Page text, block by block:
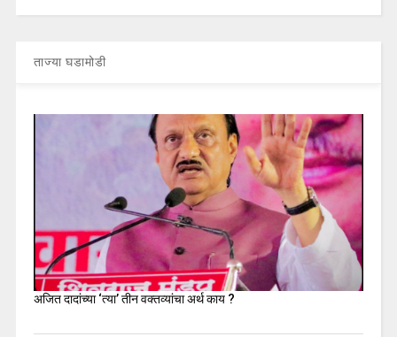
ताज्या घडामोडी
अजित दादांच्या ‘त्या’ तीन वक्तव्यांचा अर्थ काय ?